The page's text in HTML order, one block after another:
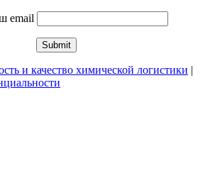
email
Submit
и качество химической логистики |